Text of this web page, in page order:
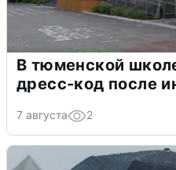
В тюменской
дресс-код после
7 августа 2